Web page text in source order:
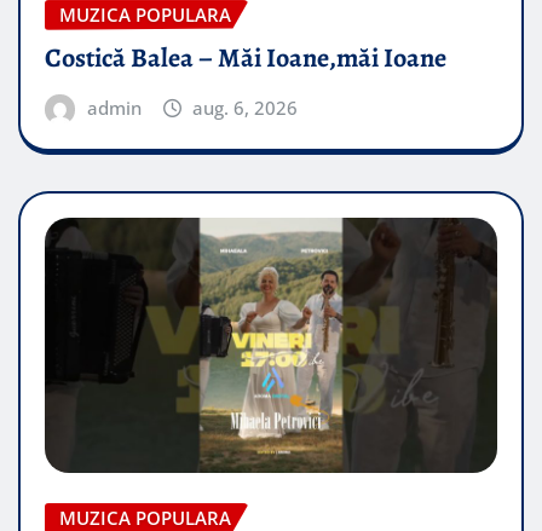
MUZICA POPULARA
Costică Balea – Măi Ioane,măi Ioane
admin aug. 6, 2026
MUZICA POPULARA